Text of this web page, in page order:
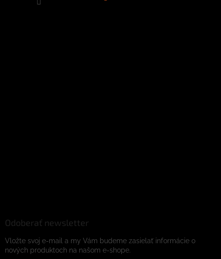
Odoberať newsletter
Vložte svoj e-mail a my Vám budeme zasielať informácie o
nových produktoch na našom e-shope.